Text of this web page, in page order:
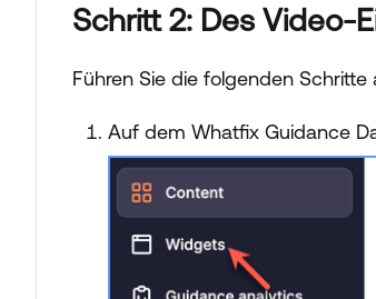
Schritt 2: Des Video-
Führen Sie die folgenden
Auf dem Whatfix Guidance